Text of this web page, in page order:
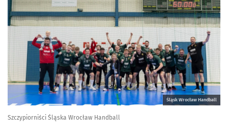
Śląsk Wrocław Handball
Szczypiorniści Śląska Wrocław Handball